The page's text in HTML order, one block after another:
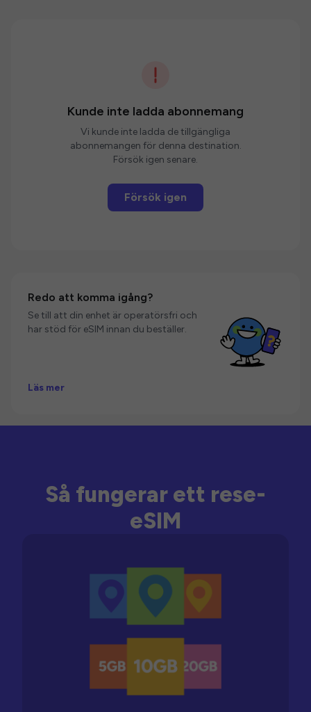
Kunde inte ladda abonnemang
Vi kunde inte ladda de tillgängliga
abonnemangen för denna destination.
Försök igen senare.
Försök igen
Redo att komma igång?
Se till att din enhet är operatörsfri och
har stöd för eSIM innan du beställer.
Läs mer
Så fungerar ett rese-
eSIM